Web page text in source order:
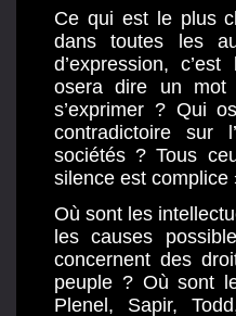
Ce qui est le plus
dans toutes les
d’expression,
osera dire un mot
s’exprimer ? Qui
contradictoire sur
sociétés ? Tous
silence est complice
Où sont les
les causes
concernent des
peuple ? Où sont
Plenel, Sapir,